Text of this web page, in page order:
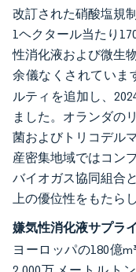
改訂された硝酸塩規
1ヘクタール当たり
性消化液および微生
余儀なくされていま
ルティを追加し、
ました。オランダの
菌およびトリコデル
産密集地域ではコン
バイオガス協同組合
上の優位性をもたら
嫌気性消化液サプラ
ヨーロッパの180億